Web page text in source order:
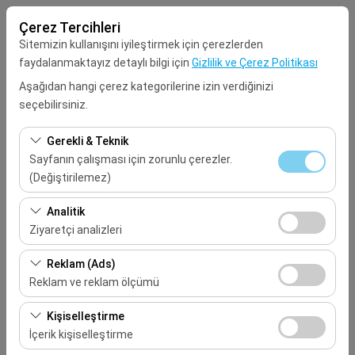
Çerez Tercihleri
Sitemizin kullanışını iyileştirmek için çerezlerden
faydalanmaktayız detaylı bilgi için Gizlilik ve Çerez Politikası
Aşağıdan hangi çerez kategorilerine izin verdiğinizi
seçebilirsiniz.
Gerekli & Teknik
Sayfanın çalışması için zorunlu çerezler.
(Değiştirilemez)
Bu çerezler sitenin doğru şekilde çalışması, güvenlik,
oturum yönetimi ve temel işlevler için gereklidir. Devre
dışı bırakılamaz.
Analitik
Ziyaretçi analizleri
Bu çerezler, sitemizin nasıl kullanıldığını (ziyaretçi sayısı,
en çok ziyaret edilen sayfalar, kullanıcı davranışları)
analiz etmemizi sağlar. Bu veriler, web sitesi
performansını ölçmek ve kullanıcı deneyimini sürekli
iyileştirmek için kullanılır.
Reklam (Ads)
Reklam ve reklam ölçümü
Bu çerezler, size ilgi alanlarınıza uygun kişiselleştirilmiş
reklamlar göstermemize ve reklam kampanyalarımızın
etkinliğini (gösterim sayısı, tıklama oranı) ölçmemize
Kişiselleştirme
İçerik kişiselleştirme
Seçiniz
Alış Tarih & Saat
Bırakış Tarih & Saat